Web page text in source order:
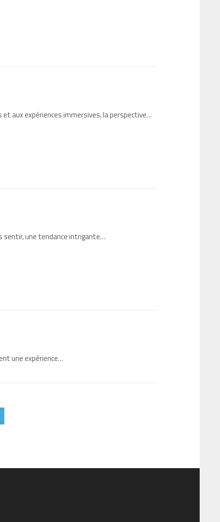
aux expériences immersives, la perspective…
sentir, une tendance intrigante…
une expérience…